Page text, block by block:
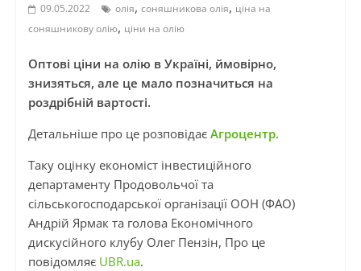
09.05.2022 олія, соняшникова олія, ціна на
соняшникову олію, ціни на олію
Оптові ціни на олію в Україні, ймовірно,
знизяться, але це мало позначиться на
роздрібній вартості.
Детальніше про це розповідає Агроцентр.
Таку оцінку економіст інвестиційного
департаменту Продовольчої та
сільськогосподарської організації ООН (ФАО)
Андрій Ярмак та голова Економічного
дискусійного клубу Олег Пензін, Про це
повідомляє UBR.ua.